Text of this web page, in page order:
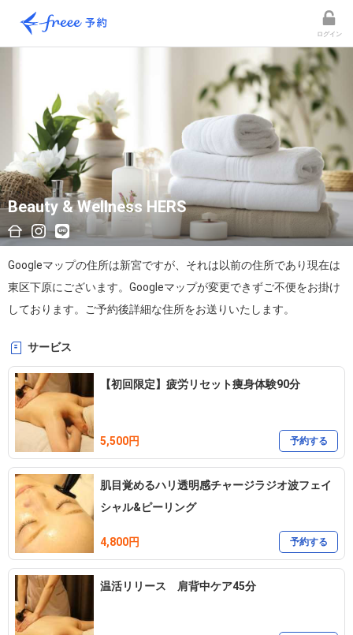
ログイン
Beauty & Wellness HERS
Googleマップの住所は新宮ですが、それは以前の住所であり現在は
東区下原にございます。Googleマップが変更できずご不便をお掛け
しております。ご予約後詳細な住所をお送りいたします。
サービス
【初回限定】疲労リセット痩身体験90分
5,500円 予約する
肌目覚めるハリ透明感チャージラジオ波フェイ
シャル&ピーリング
4,800円 予約する
温活リリース 肩背中ケア45分